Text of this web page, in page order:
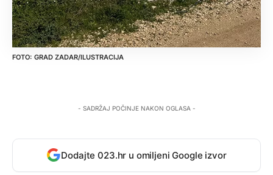
GRAD ZADAR/ILUSTRACIJA
- SADRŽAJ POČINJE NAKON OGLASA -
Dodajte 023.hr u omiljeni Google izvor